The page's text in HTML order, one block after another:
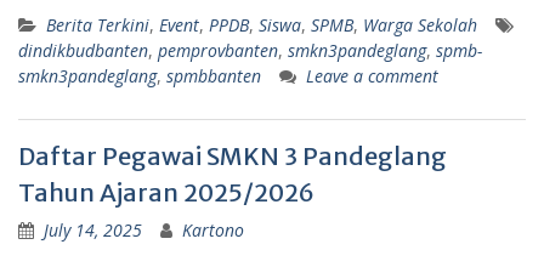
Berita Terkini, Event, PPDB, Siswa, SPMB, Warga Sekolah
dindikbudbanten, pemprovbanten, smkn3pandeglang, spmb-
smkn3pandeglang, spmbbanten Leave a comment
Daftar Pegawai SMKN 3 Pandeglang
Tahun Ajaran 2025/2026
July 14, 2025 Kartono